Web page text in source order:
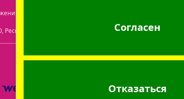
находится по адресу: г. Бобруйск, ул. Советская 40-3.
Республика Беларусь, г. Минск, ул.Мясникова, 32-2.
ООО "Пролайф", УНП 791216930
Согласен
Отказаться